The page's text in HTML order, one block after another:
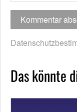
Das könnte